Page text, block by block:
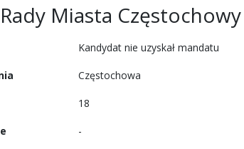
Miasta Częstochowy
w 2024 r.
Kandydat nie uzyskał mandatu
Częstochowa
18
-